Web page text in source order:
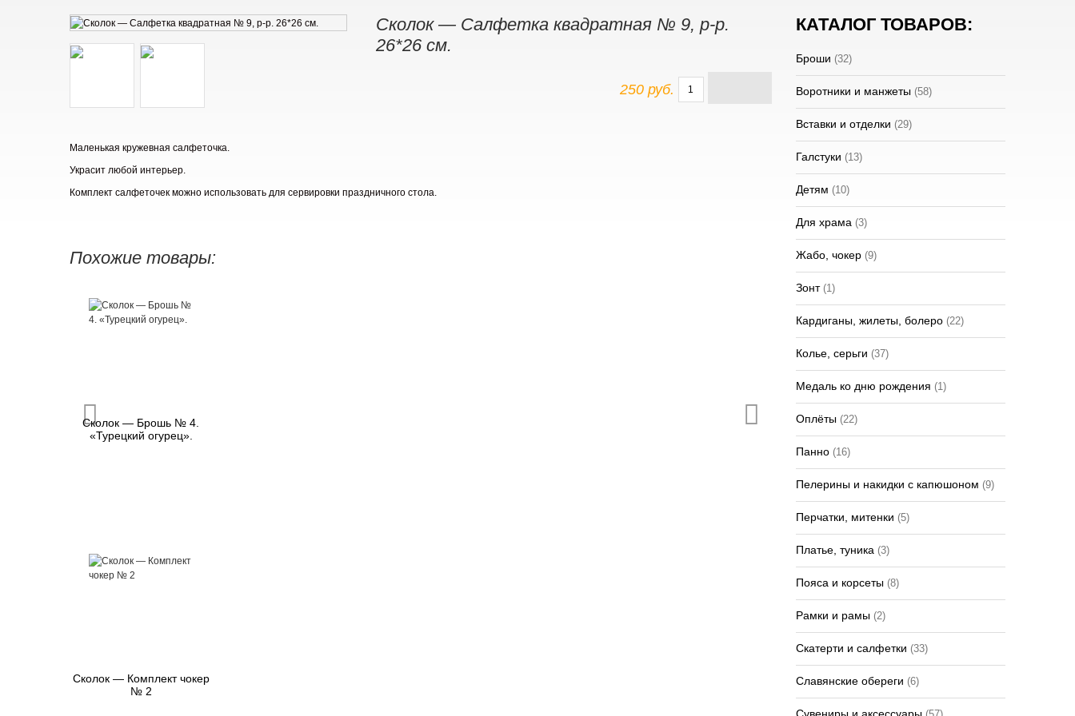
Сколок — Салфетка квадратная № 9, р-р.
26*26 см.
250 руб.
Маленькая кружевная салфеточка.
Украсит любой интерьер.
Комплект салфеточек можно использовать для сервировки праздничного стола.
Похожие товары:
Сколок — Брошь № 4.
«Турецкий огурец».
Сколок — Комплект чокер
№ 2
КАТАЛОГ ТОВАРОВ:
Броши (32)
Воротники и манжеты(58)
Вставки и отделки (29)
Галстуки (13)
Детям (10)
Для храма(3)
Жабо, чокер(9)
Зонт(1)
Кардиганы, жилеты, болеро(22)
Колье, серьги (37)
Медаль ко дню рождения (1)
Оплёты(22)
Панно(16)
Пелерины и накидки с капюшоном (9)
Перчатки, митенки (5)
Платье, туника(3)
Пояса и корсеты(8)
Рамки и рамы(2)
Скатерти и салфетки (33)
Славянские обереги (6)